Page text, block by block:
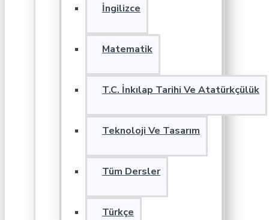
İngilizce
Matematik
T.C. İnkılap Tarihi Ve Atatürkçülük
Teknoloji Ve Tasarım
Tüm Dersler
Türkçe